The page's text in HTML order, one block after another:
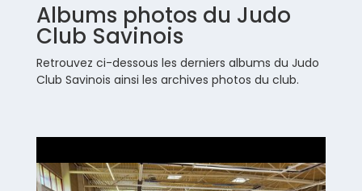
Albums photos du Judo
Club Savinois
Retrouvez ci-dessous les derniers albums du Judo
Club Savinois ainsi les archives photos du club.